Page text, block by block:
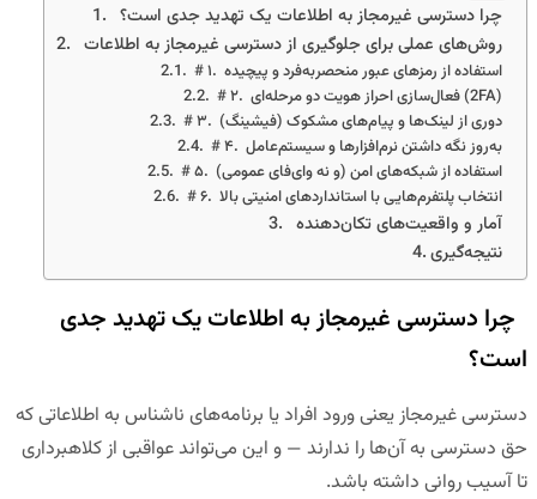
چرا دسترسی غیرمجاز به اطلاعات یک تهدید جدی است؟
روش‌های عملی برای جلوگیری از دسترسی غیرمجاز به اطلاعات
# ۱. استفاده از رمزهای عبور منحصربه‌فرد و پیچیده
# ۲. فعال‌سازی احراز هویت دو مرحله‌ای (2FA)
# ۳. دوری از لینک‌ها و پیام‌های مشکوک (فیشینگ)
# ۴. به‌روز نگه داشتن نرم‌افزارها و سیستم‌عامل
# ۵. استفاده از شبکه‌های امن (و نه وای‌فای عمومی)
# ۶. انتخاب پلتفرم‌هایی با استانداردهای امنیتی بالا
آمار و واقعیت‌های تکان‌دهنده
نتیجه‌گیری
چرا دسترسی غیرمجاز به اطلاعات یک تهدید جدی
است؟
دسترسی غیرمجاز یعنی ورود افراد یا برنامه‌های ناشناس به اطلاعاتی که
حق دسترسی به آن‌ها را ندارند — و این می‌تواند عواقبی از کلاهبرداری
تا آسیب روانی داشته باشد.